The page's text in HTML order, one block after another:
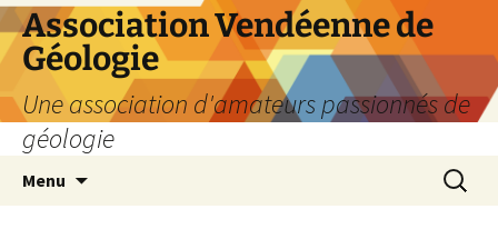
Aller
au
contenu
Association Vendéenne de
Géologie
Une association d'amateurs passionnés de
géologie
Menu